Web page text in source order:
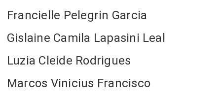
Francielle Pelegrin Garcia
Gislaine Camila Lapasini Leal
Luzia Cleide Rodrigues
Marcos Vinicius Francisco